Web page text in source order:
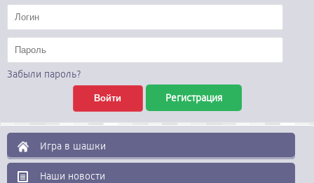
Забыли пароль?
Регистрация
Игра в шашки
Наши новости